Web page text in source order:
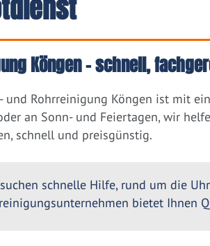
Köngen – schnell,
und Rohrreinigung Köngen ist mit
an Sonn- und Feiertagen, wir
schnell und preisgünstig.
schnelle Hilfe, rund um die
bietet Ihnen